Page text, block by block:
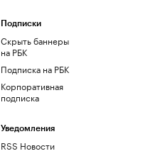
Подписки
Скрыть баннеры
на РБК
Подписка на РБК
Корпоративная
подписка
Уведомления
RSS Новости